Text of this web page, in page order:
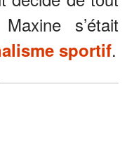
s’était
sportif.